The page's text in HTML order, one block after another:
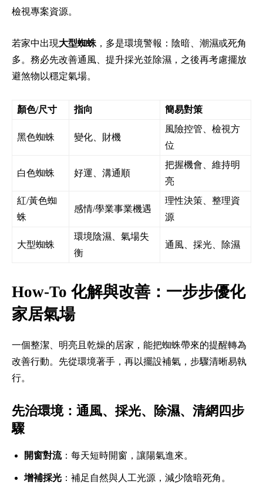
檢視專案資源。
若家中出現大型蜘蛛 ，多是環境警報：陰暗、潮濕或死角
多。務必先改善通風、提升採光並除濕，之後再考慮擺放
避煞物以穩定氣場。
顏色/尺寸 指向 簡易對策
黑色蜘蛛 變化、財機
風險控管、檢視方
位
白色蜘蛛 好運、溝通順
把握機會、維持明
亮
紅/黃色蜘
蛛
感情/學業事業機遇
理性決策、整理資
源
大型蜘蛛
環境陰濕、氣場失
衡
通風、採光、除濕
How-To 化解與改善：一步步優化
家居氣場
一個整潔、明亮且乾燥的居家，能把蜘蛛帶來的提醒轉為
改善行動。先從環境著手，再以擺設補氣，步驟清晰易執
行。
先治環境：通風、採光、除濕、清網四步
驟
開窗對流：每天短時開窗，讓陽氣進來。
增補採光 ：補足自然與人工光源，減少陰暗死角。